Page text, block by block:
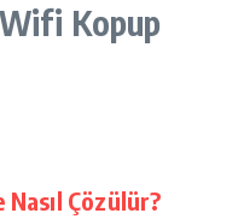
Kopup
Çözülür?